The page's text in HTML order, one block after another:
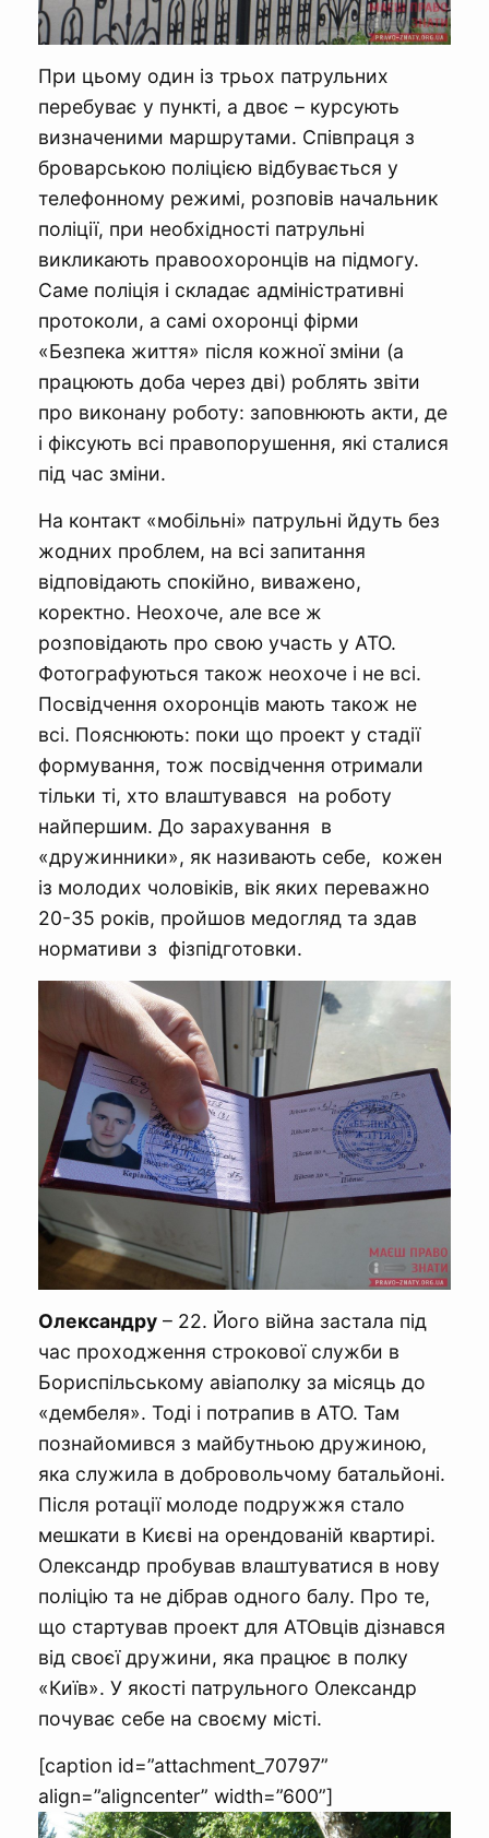
При цьому один із трьох патрульних
перебуває у пункті, а двоє – курсують
визначеними маршрутами. Співпраця з
броварською поліцією відбувається у
телефонному режимі, розповів начальник
поліції, при необхідності патрульні
викликають правоохоронців на підмогу.
Саме поліція і складає адміністративні
протоколи, а самі охоронці фірми
«Безпека життя» після кожної зміни (а
працюють доба через дві) роблять звіти
про виконану роботу: заповнюють акти, де
і фіксують всі правопорушення, які сталися
під час зміни.
На контакт «мобільні» патрульні йдуть без
жодних проблем, на всі запитання
відповідають спокійно, виважено,
коректно. Неохоче, але все ж
розповідають про свою участь у АТО.
Фотографуються також неохоче і не всі.
Посвідчення охоронців мають також не
всі. Пояснюють: поки що проект у стадії
формування, тож посвідчення отримали
тільки ті, хто влаштувався на роботу
найпершим. До зарахування в
«дружинники», як називають себе, кожен
із молодих чоловіків, вік яких переважно
20-35 років, пройшов медогляд та здав
нормативи з фізпідготовки.
Олександру – 22. Його війна застала під
час проходження строкової служби в
Бориспільському авіаполку за місяць до
«дембеля». Тоді і потрапив в АТО. Там
познайомився з майбутньою дружиною,
яка служила в добровольчому батальйоні.
Після ротації молоде подружжя стало
мешкати в Києві на орендованій квартирі.
Олександр пробував влаштуватися в нову
поліцію та не дібрав одного балу. Про те,
що стартував проект для АТОвців дізнався
від своєї дружини, яка працює в полку
«Київ». У якості патрульного Олександр
почуває себе на своєму місті.
[caption id=”attachment_70797”
align=”aligncenter” width=”600”]